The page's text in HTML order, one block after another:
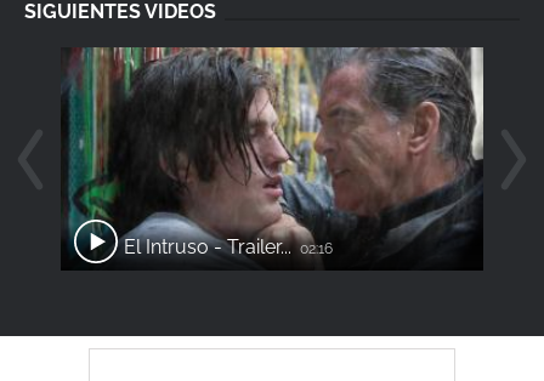
SIGUIENTES VIDEOS
El Intruso - Trailer... 02:16